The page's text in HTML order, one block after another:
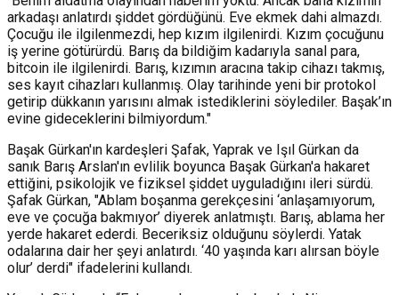
arkadaşı anlatırdı şiddet gördüğünü. Eve ekmek dahi almazdı.
Çocuğu ile ilgilenmezdi, hep kızım ilgilenirdi. Kızım çocuğunu
iş yerine götürürdü. Barış da bildiğim kadarıyla sanal para,
bitcoin ile ilgilenirdi. Barış, kızımın aracına takip cihazı takmış,
ses kayıt cihazları kullanmış. Olay tarihinde yeni bir protokol
getirip dükkanın yarısını almak istediklerini söylediler. Başak’ın
evine gideceklerini bilmiyordum."
Başak Gürkan'ın kardeşleri Şafak, Yaprak ve Işıl Gürkan da
sanık Barış Arslan'ın evlilik boyunca Başak Gürkan'a hakaret
ettiğini, psikolojik ve fiziksel şiddet uyguladığını ileri sürdü.
Şafak Gürkan, "Ablam boşanma gerekçesini ‘anlaşamıyorum,
eve ve çocuğa bakmıyor’ diyerek anlatmıştı. Barış, ablama her
yerde hakaret ederdi. Beceriksiz olduğunu söylerdi. Yatak
odalarına dair her şeyi anlatırdı. ‘40 yaşında karı alırsan böyle
olur’ derdi" ifadelerini kullandı.